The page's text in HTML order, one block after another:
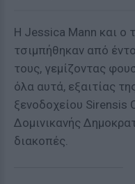
Η Jessica Mann και ο
τσιμπήθηκαν από
τους, γεμίζοντας
όλα αυτά, εξαιτίας
ξενοδοχείου Sirensis
Δομινικανής
διακοπές.